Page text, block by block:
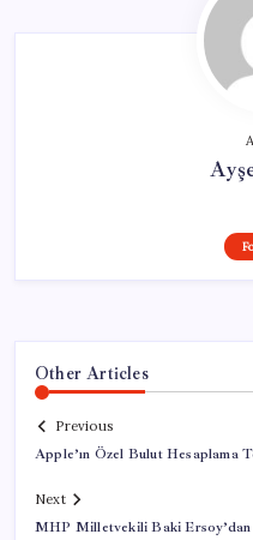
Other Articles
Previous
Apple’ın Özel Bulut Hesaplama
Next
MHP Milletvekili Baki Ersoy’dan